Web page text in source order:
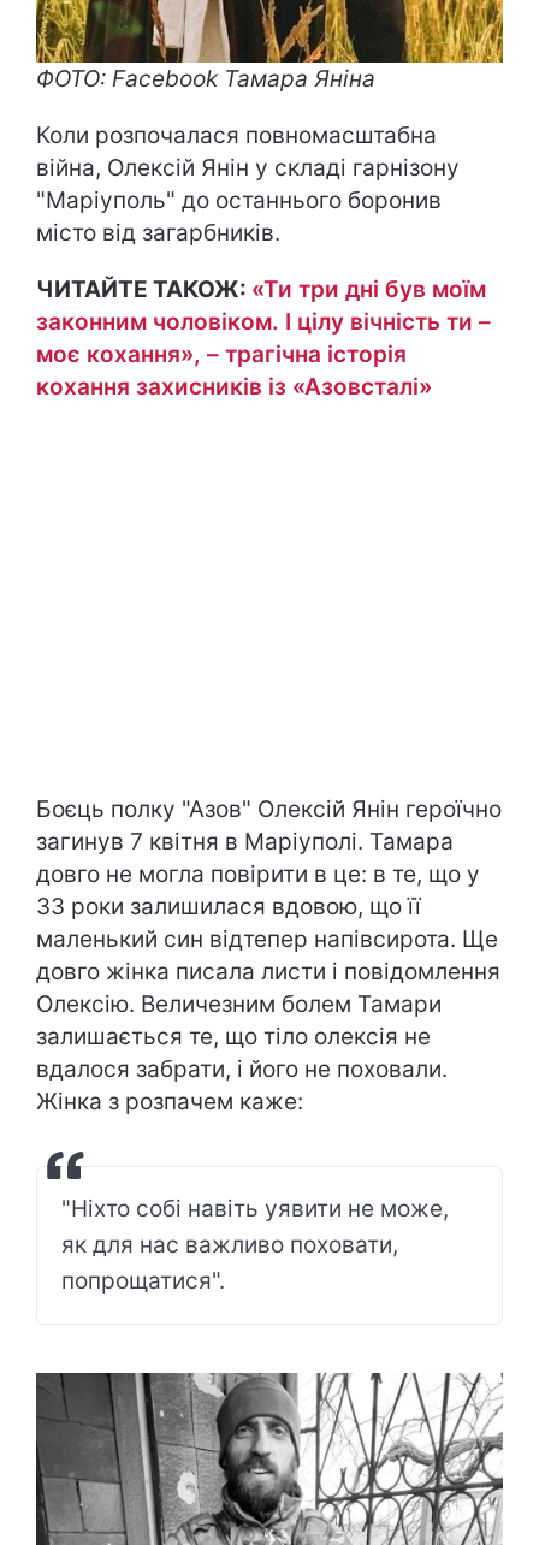
ФОТО: Facebook Тамара Яніна
Коли розпочалася повномасштабна
війна, Олексій Янін у складі гарнізону
"Маріуполь" до останнього боронив
місто від загарбників.
ЧИТАЙТЕ ТАКОЖ: «Ти три дні був моїм
законним чоловіком. І цілу вічність ти –
моє кохання», – трагічна історія
кохання захисників із «Азовсталі»
Боєць полку "Азов" Олексій Янін героїчно
загинув 7 квітня в Маріуполі. Тамара
довго не могла повірити в це: в те, що у
33 роки залишилася вдовою, що її
маленький син відтепер напівсирота. Ще
довго жінка писала листи і повідомлення
Олексію. Величезним болем Тамари
залишається те, що тіло олексія не
вдалося забрати, і його не поховали.
Жінка з розпачем каже:
"Ніхто собі навіть уявити не може,
як для нас важливо поховати,
попрощатися".